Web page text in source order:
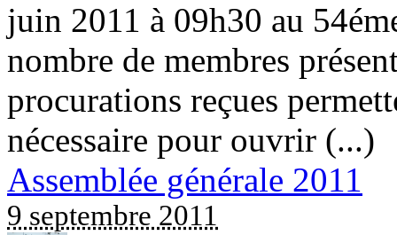
juin 2011 à 09h30 au
nombre de membres
procurations reçues
nécessaire pour ouvrir (...)
Assemblée générale 2011
9 septembre 2011